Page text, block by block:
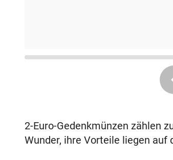
2-Euro-Gedenkmünzen zählen
Wunder, ihre Vorteile liegen auf